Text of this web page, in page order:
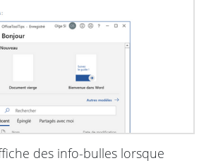
des info-bulles lorsque